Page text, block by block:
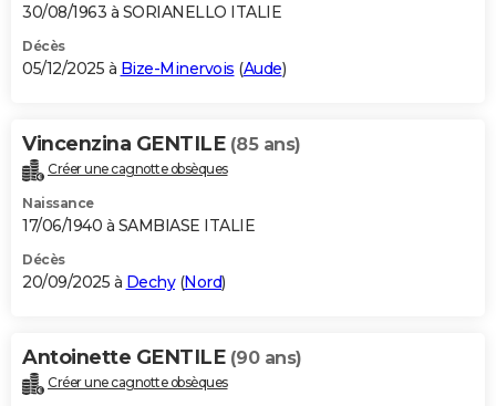
30/08/1963 à SORIANELLO ITALIE
Décès
05/12/2025 à Bize-Minervois (Aude)
Vincenzina GENTILE (85 ans)
Créer une cagnotte obsèques
Naissance
17/06/1940 à SAMBIASE ITALIE
Décès
20/09/2025 à Dechy(Nord)
Antoinette GENTILE (90 ans)
Créer une cagnotte obsèques